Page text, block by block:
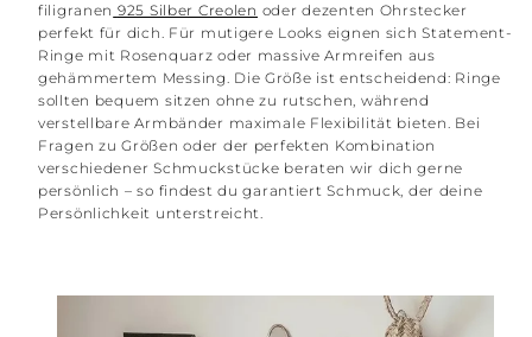
filigranen 925 Silber Creolen oder dezenten Ohrstecker
perfekt für dich. Für mutigere Looks eignen sich Statement-
Ringe mit Rosenquarz oder massive Armreifen aus
gehämmertem Messing. Die Größe ist entscheidend: Ringe
sollten bequem sitzen ohne zu rutschen, während
verstellbare Armbänder maximale Flexibilität bieten. Bei
Fragen zu Größen oder der perfekten Kombination
verschiedener Schmuckstücke beraten wir dich gerne
persönlich – so findest du garantiert Schmuck, der deine
Persönlichkeit unterstreicht.